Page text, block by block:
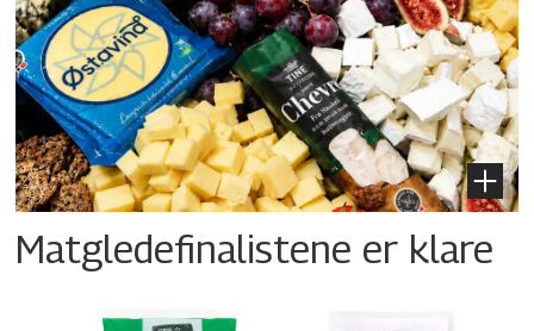
Matgledefinalistene er klare